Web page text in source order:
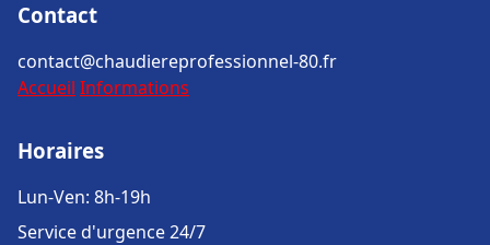
Contact
contact@chaudiereprofessionnel-80.fr
Accueil Informations
Horaires
Lun-Ven: 8h-19h
Service d'urgence 24/7